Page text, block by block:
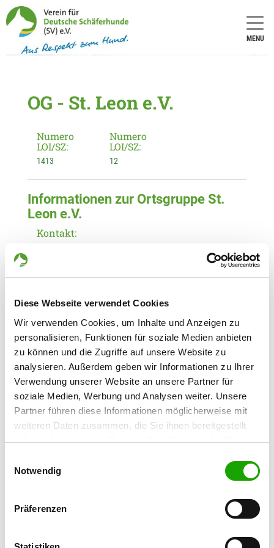
Diese Webseite verwendet Cookies
Wir verwenden Cookies, um Inhalte und Anzeigen zu
personalisieren, Funktionen für soziale Medien anbieten
zu können und die Zugriffe auf unsere Website zu
analysieren. Außerdem geben wir Informationen zu Ihrer
Verwendung unserer Website an unsere Partner für
soziale Medien, Werbung und Analysen weiter. Unsere
Partner führen diese Informationen möglicherweise mit
weiteren Daten zusammen, die Sie ihnen bereitgestellt
haben oder die sie im Rahmen Ihrer Nutzung der Dienste
Cookies, wenn Sie unsere Webseite weiterhin nutzen.
Notwendig
Präferenzen
MENU
OG - St. Leon e.V.
Numero
LOI/SZ:
1413
Numero
LOI/SZ:
12
Informationen zur Ortsgruppe St.
Leon e.V.
Kontakt:
68799 Reilingen
Übungsplatz:
68789 St. Leon-Rot
Handy:
0176 31682849
E-Mail:
og-st.leon@freenet.de
Homepage:
www.svog-stleon.de
Angebot: